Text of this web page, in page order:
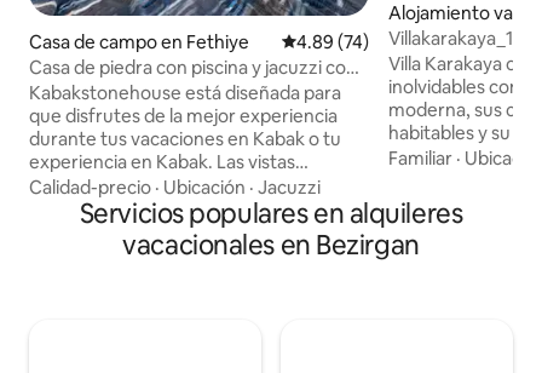
Casa de campo en Fethiye Calificación promedio: 4.89 de
4.89 (74)
Casa de piedra con piscina y jacuzzi con
vistas a la bahía de Kabak
Kabakstonehouse está diseñada para
que disfrutes de la mejor experiencia
durante tus vacaciones en Kabak o tu
experiencia en Kabak. Las vistas
panorámicas, la ubicación y la
arquitectura dominan cada momento en
el valle. Te espera una casa de piedra con
patio, un pabellón con terraza
Calidad-precio · Ubicación · Jacuzzi
Alojamiento
ara Beach
Villakarakaya_1
Villa Karakaya
inolvidables con
moderna, sus
habitables y su
contemplar la
queridos en un
agradable. Nuestra villa, ideal para
parejas en luna
Familiar ·
Servicios populares en alquileres
vacacionales en Bezirgan